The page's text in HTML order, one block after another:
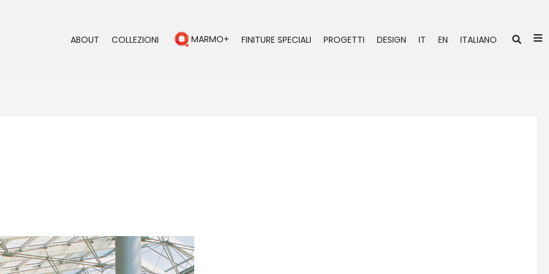
ABOUT COLLEZIONI MARMO+ FINITURE SPECIALI PROGETTI DESIGN IT EN ITALIANO